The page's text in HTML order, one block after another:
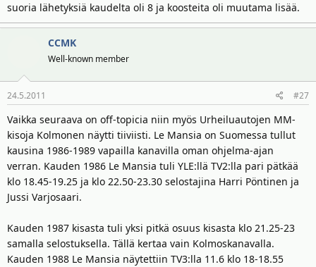
suoria lähetyksiä kaudelta oli 8 ja koosteita oli muutama lisää.
CCMK
Well-known member
24.5.2011 #27
Vaikka seuraava on off-topicia niin myös Urheiluautojen MM-
kisoja Kolmonen näytti tiiviisti. Le Mansia on Suomessa tullut
kausina 1986-1989 vapailla kanavilla oman ohjelma-ajan
verran. Kauden 1986 Le Mansia tuli YLE:llä TV2:lla pari pätkää
klo 18.45-19.25 ja klo 22.50-23.30 selostajina Harri Pöntinen ja
Jussi Varjosaari.
Kauden 1987 kisasta tuli yksi pitkä osuus kisasta klo 21.25-23
samalla selostuksella. Tällä kertaa vain Kolmoskanavalla.
Kauden 1988 Le Mansia näytettiin TV3:lla 11.6 klo 18-18.55